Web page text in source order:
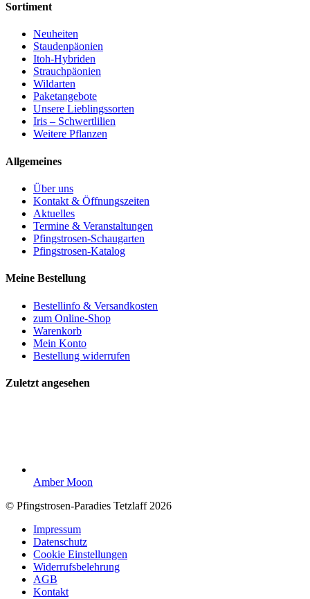
Sortiment
Neuheiten
Staudenpäonien
Itoh-Hybriden
Strauchpäonien
Wildarten
Paketangebote
Unsere Lieblingssorten
Iris – Schwertlilien
Weitere Pflanzen
Allgemeines
Über uns
Kontakt & Öffnungszeiten
Aktuelles
Termine & Veranstaltungen
Pfingstrosen-Schaugarten
Pfingstrosen-Katalog
Meine Bestellung
Bestellinfo & Versandkosten
zum Online-Shop
Warenkorb
Mein Konto
Bestellung widerrufen
Zuletzt angesehen
Amber Moon
© Pfingstrosen-Paradies Tetzlaff 2026
Impressum
Datenschutz
Cookie Einstellungen
Widerrufsbelehrung
AGB
Kontakt